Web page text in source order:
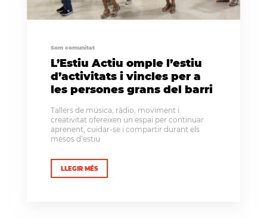
Som comunitat
L’Estiu Actiu omple l’estiu
d’activitats i vincles per a
les persones grans del barri
Tallers de música, ràdio, moviment i
creativitat ofereixen un espai per continuar
aprenent, cuidar-se i compartir durant els
mesos d’estiu
LLEGIR MÉS